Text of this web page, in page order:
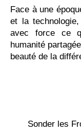
Face à une
et la
avec force ce
humanité
beauté de la
Sonder les